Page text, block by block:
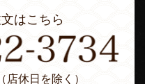
はこちら
店休日を除く）